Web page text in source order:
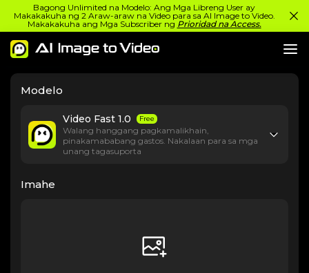
Bagong Unlimited na Modelo: Ang Mga Libreng User ay
Makakakuha ng 2 Araw-araw na Video para sa AI Image to Video.
Makakakuha ang Mga Subscriber ng Prioridad na Access.
Modelo
Video Fast 1.0 Free
Walang hanggang pagkamalikhain,
pinakamababang gastos. Nakalaan para sa mga
unang tagasuporta
Imahe